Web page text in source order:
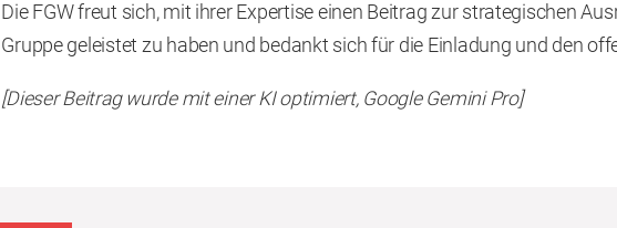
Die FGW freut sich, mit ihrer Expertise einen Beitrag zur strategischen
Gruppe geleistet zu haben und bedankt sich für die Einladung und den
[Dieser Beitrag wurde mit einer KI optimiert, Google Gemini Pro]